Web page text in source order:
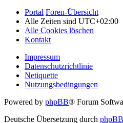
Portal Foren-Übersicht
Alle Zeiten sind UTC+02:00
Alle Cookies löschen
Kontakt
Impressum
Datenschutzrichtlinie
Netiquette
Nutzungsbedingungen
Powered by phpBB® Forum
Deutsche Übersetzung durch